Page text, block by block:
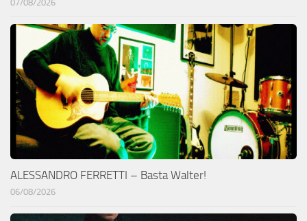
07/08/2026
ALESSANDRO FERRETTI – Basta Walter!
06/08/2026